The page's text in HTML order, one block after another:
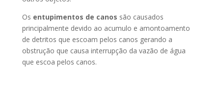
Os entupimentos de canos são causados
principalmente devido ao acumulo e amontoamento
de detritos que escoam pelos canos gerando a
obstrução que causa interrupção da vazão de água
que escoa pelos canos.